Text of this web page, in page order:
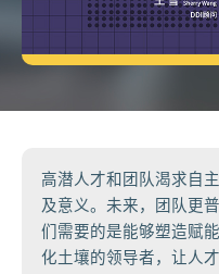
高潜人才和团队渴求自
及意义。未来，团队更
们需要的是能够塑造赋
化土壤的领导者，让人